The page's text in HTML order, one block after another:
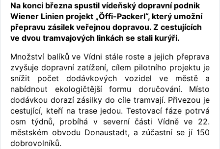
Na konci března spustil vídeňský dopravní podnik
Wiener Linien projekt „Öffi-Packerl“, který umožní
přepravu zásilek veřejnou dopravou. Z cestujících
ve dvou tramvajových linkách se stali kurýři.
Množství balíků ve Vídni stále roste a jejich přeprava
zvyšuje dopravní zatížení, cílem pilotního projektu je
snížit počet dodávkových vozidel ve městě a
nabídnout ekologičtější formu doručování. Místo
dodávkou dorazí zásilky do cíle tramvají. Přivezou je
cestující, kteří na trase jedou. Testovací fáze potrvá
osm týdnů, probíhá v severní části Vídně ve 22.
městském obvodu Donaustadt, a zúčastní se jí 150
dobrovolníků.